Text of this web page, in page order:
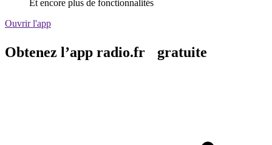
Et encore plus de fonctionnalités
Ouvrir l'app
Obtenez l’app radio.fr gratuite